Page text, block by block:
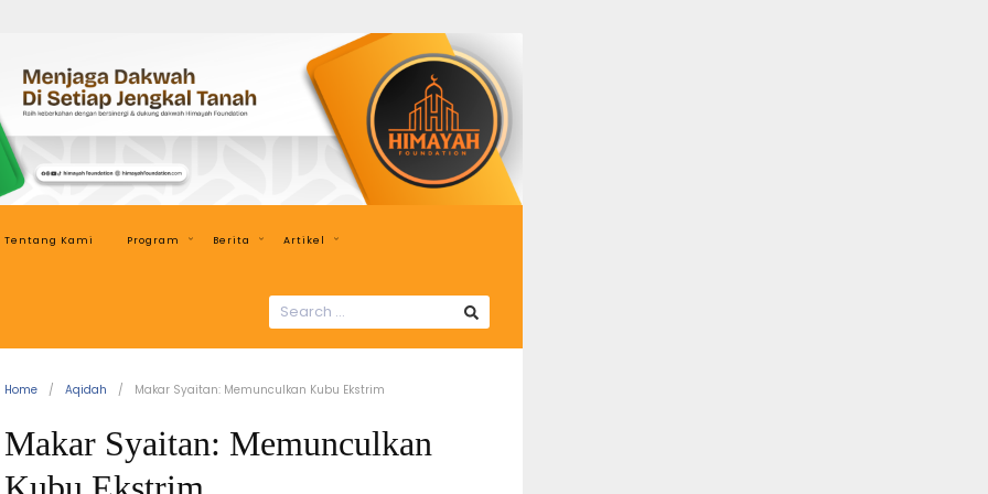
Himayah
Foundation
Menjaga
Dakwah
di
Setiap
Jengkal
Tentang Kami Program Berita Artikel
FOR:
Home Aqidah Makar Syaitan: Memunculkan Kubu Ekstrim
Makar Syaitan: Memunculkan